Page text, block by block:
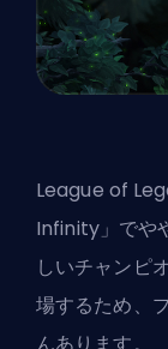
League of
Infinity」でや
しいチャンピ
場するため、